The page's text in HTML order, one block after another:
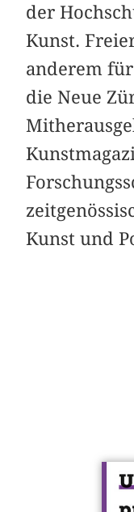
der
Kunst.
anderem
die Neue
Kunst und